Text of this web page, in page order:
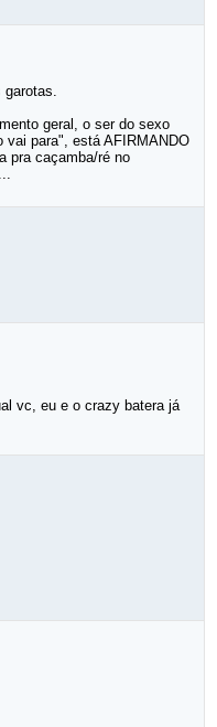
garotas.
geral, o ser do sexo
para", está AFIRMANDO
pra caçamba/ré no
vc, eu e o crazy batera já